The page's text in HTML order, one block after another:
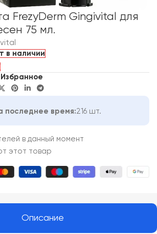
FrezyDerm Gingivital для
75 мл.
в наличии
Избранное
последнее время:216 шт.
в данный момент
этот товар
Описание